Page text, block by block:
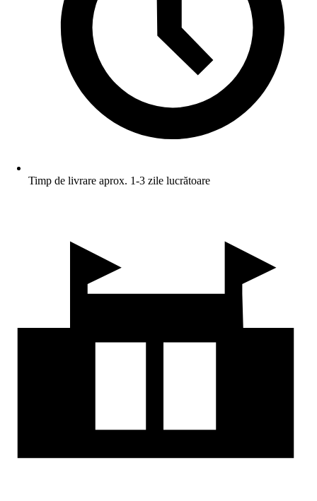
Timp de livrare aprox. 1-3 zile lucrătoare